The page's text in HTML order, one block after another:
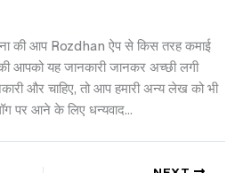
की आप Rozdhan ऐप से किस तरह कमाई
आपको यह जानकारी जानकर अच्छी लगी
और चाहिए, तो आप हमारी अन्य लेख को भी
पर आने के लिए धन्यवाद…